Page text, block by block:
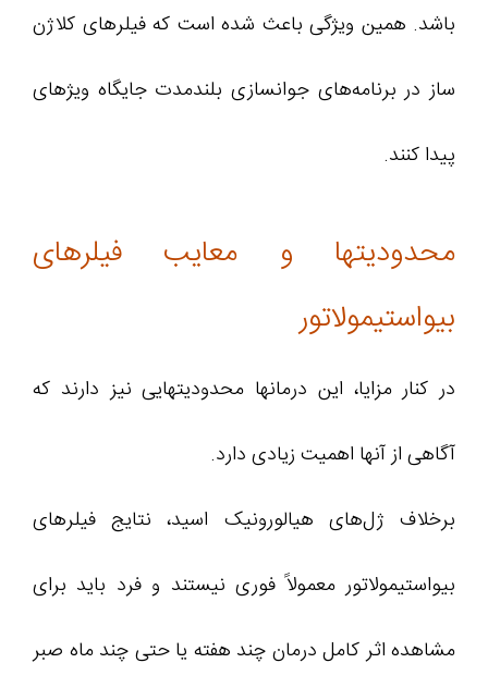
باشد. همین ویژگی باعث شده است که فیلرهای کلاژن
ساز در برنامه‌های جوانسازی بلندمدت جایگاه ویژهای
پیدا کنند.
محدودیتها و معایب فیلرهای
بیواستیمولاتور
در کنار مزایا، این درمانها محدودیتهایی نیز دارند که
آگاهی از آنها اهمیت زیادی دارد.
برخلاف ژل‌های هیالورونیک اسید، نتایج فیلرهای
بیواستیمولاتور معمولاً فوری نیستند و فرد باید برای
مشاهده اثر کامل درمان چند هفته یا حتی چند ماه صبر